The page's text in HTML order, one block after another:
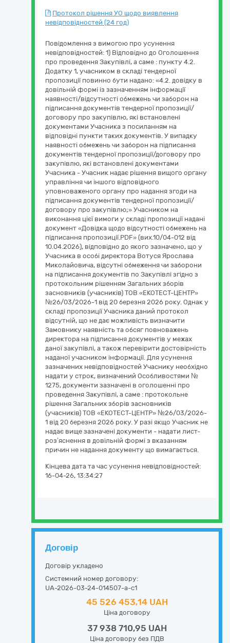
Протокол рішення УО щодо виявлення
невідповідностей (24 год)
Повідомлення з вимогою про усунення
невідповідностей: 1) Відповідно до Оголошення
про проведення Закупівлі, а саме : пункту 4.2.
Додатку 1, учасником в складі тендерної
пропозиції повинно бути надано: «4.2. довідку в
довільній формі із зазначенням інформації
наявності/відсутності обмежень чи заборон на
підписання документів тендерної пропозиції/
договору про закупівлю, які встановлені
документами Учасника з посиланням на
відповідні пункти таких документів. У випадку
наявності обмежень чи заборон на підписання
документів тендерної пропозиції/договору про
закупівлю, які встановлені документами
Учасника - Учасник надає рішення вищого органу
управління чи іншого відповідного
уповноваженого органу про надання згоди на
підписання документів тендерної пропозиції/
договору про закупівлю;» Учасником на
виконання цієї вимоги у складі пропозиції надані
документ «Довідка щодо відсутності обмежень на
підписання пропозиції.PDF» (вих.10/04-012 від
10.04.2026), відповідно до якого зазначено, що у
Учасника в особі директора Вотуся Ярослава
Миколайовича, відсутні обмеження чи заборони
на підписання документів по Закупівлі згідно з
протокольним рішенням Загальних зборів
засновників (учасників) ТОВ «ЕКОТЕСТ-ЦЕНТР»
№26/03/2026-1 від 20 березня 2026 року. Однак у
складі пропозиції Учасника даний протокол
відсутній, що не дає можливість визначити
Замовнику наявність та обсяг повноважень
директора на підписання документів у межах
даної закупівлі, а також перевірити достовірність
наданої учасником інформації. Для усунення
зазначених невідповідностей Учаснику необхідно
надати у строк, визначений Особливостями №
1275, документи зазначені в оголошенні про
проведення Закупівлі, а саме : протокольне
рішення Загальних зборів засновників
(учасників) ТОВ «ЕКОТЕСТ-ЦЕНТР» №26/03/2026-
1 від 20 березня 2026 року. У разі якщо Учасник не
надає вище зазначені документи - надати лист-
роз’яснення в довільній формі з вказанням
причин не надання документу що вимагається.
Кінцева дата та час усунення невідповідностей:
16-04-26, 13:34:27
Договір
Договір укладено
Системний номер договору:
UA-2026-03-24-014507-a-c1
45 526 453,14 UAH
Ціна договору
37 938 710,95 UAH
Ціна договору без ПДВ